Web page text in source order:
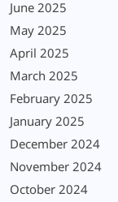
June 2025
May 2025
April 2025
March 2025
February 2025
January 2025
December 2024
November 2024
October 2024